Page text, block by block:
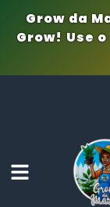
Grow da
Grow! Use o